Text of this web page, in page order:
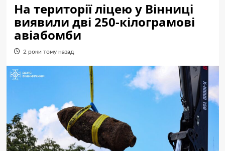
На території ліцею у Вінниці
виявили дві 250-кілограмові
авіабомби
2 роки тому назад